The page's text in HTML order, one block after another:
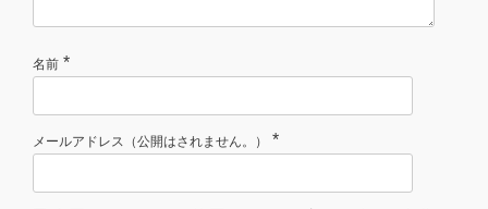
名前 *
メールアドレス（公開はされません。） *